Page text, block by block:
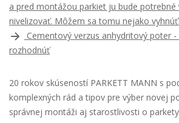
a pred montážou parkiet ju bude potrebné
nivelizovať. Môžem sa tomu nejako
Cementový verzus anhydritový poter -
rozhodnúť
20 rokov skúseností PARKETT MANN s
komplexných rád a tipov pre výber novej
správnej montáži aj starostlivosti o